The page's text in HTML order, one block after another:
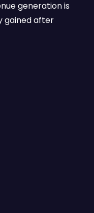
generation is
gained after